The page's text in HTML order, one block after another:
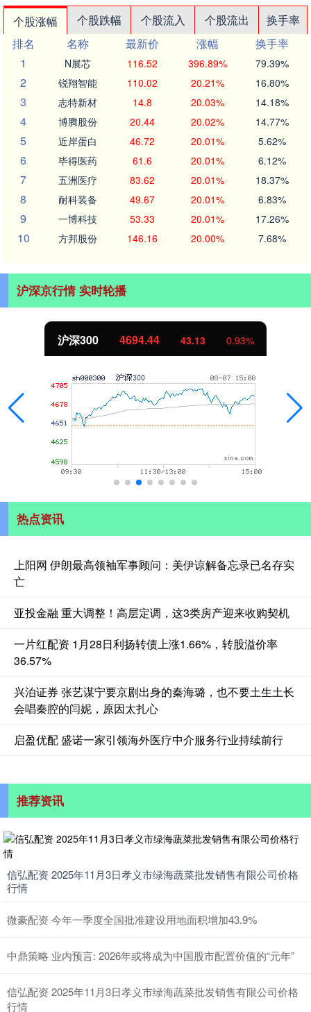
个股涨幅 个股跌幅 个股流入 个股流出
换手率
排名
名称 最新价 涨幅
换手率
1
N展芯 116.52 396.89% 79.39%
2 锐翔智能 110.02 20.21% 16.80%
3 志特新材 14.8 20.03% 14.18%
4 博腾股份 20.44 20.02% 14.77%
5 近岸蛋白 46.72 20.01% 5.62%
6 毕得医药 61.6 20.01% 6.12%
7 五洲医疗 83.62 20.01% 18.37%
8 耐科装备 49.67 20.01% 6.83%
9 一博科技 53.33 20.01% 17.26%
10 方邦股份 146.16 20.00% 7.68%
沪深京行情 实时轮播
北证50 1134.24 11.37 1.01%
热点资讯
上阳网 伊朗最高领袖军事顾问：美伊谅解备忘录已名存实
亡
亚投金融 重大调整！高层定调，这3类房产迎来收购契机
一片红配资 1月28日利扬转债上涨1.66%，转股溢价率
36.57%
兴泊证券 张艺谋宁要京剧出身的秦海璐，也不要土生土长
会唱秦腔的闫妮，原因太扎心
启盈优配 盛诺一家引领海外医疗中介服务行业持续前行
推荐资讯
信弘配资 2025年11月3日孝义市绿海蔬菜批发销售有限公司价格
行情
微豪配资 今年一季度全国批准建设用地面积增加43.9%
中鼎策略 业内预言: 2026年或将成为中国股市配置价值的“元年”
信弘配资 2025年11月3日孝义市绿海蔬菜批发销售有限公司价格
行情